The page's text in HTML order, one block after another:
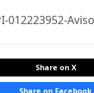
012223952-Aviso
Share on X
Share on Facebook